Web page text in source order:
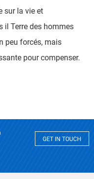
sur la vie et
il Terre des hommes
peu forcés, mais
pour compenser.
GET IN TOUCH